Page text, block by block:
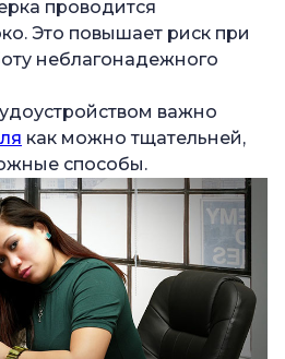
проводится
Это повышает риск при
неблагонадежного
важно
как можно тщательней,
способы.